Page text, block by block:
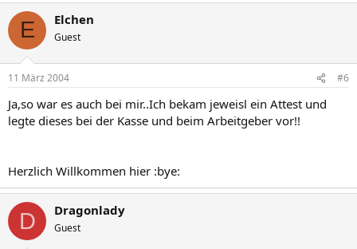
E Elchen
Guest
11 März 2004 #6
Ja,so war es auch bei mir..Ich bekam jeweisl ein Attest und
legte dieses bei der Kasse und beim Arbeitgeber vor!!
Herzlich Willkommen hier :bye:
D Dragonlady
Guest